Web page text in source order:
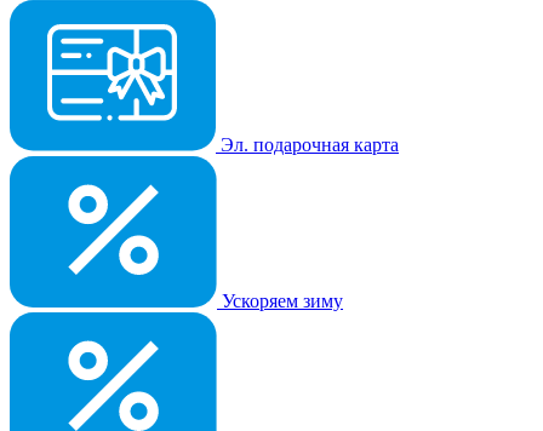
Эл. подарочная карта
Ускоряем зиму